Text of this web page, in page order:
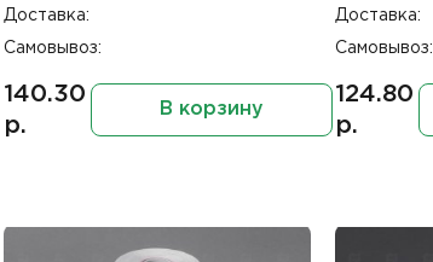
Доставка:
Самовывоз:
140.30
р.
В корзину
Доставка:
Самовывоз:
124.80
р.